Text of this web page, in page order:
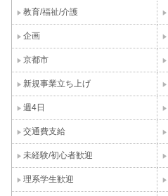
教育/福祉/介護
企画
京都市
新規事業立ち上げ
週4日
交通費支給
未経験/初心者歓迎
理系学生歓迎